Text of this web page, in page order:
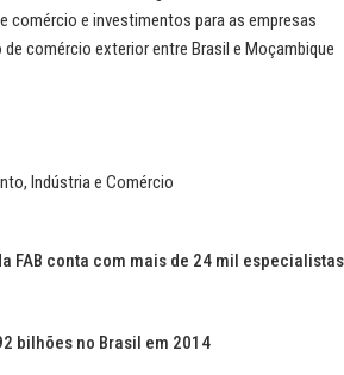
comércio e investimentos para as empresas
de comércio exterior entre Brasil e Moçambique
Indústria e Comércio
FAB conta com mais de 24 mil especialistas
bilhões no Brasil em 2014